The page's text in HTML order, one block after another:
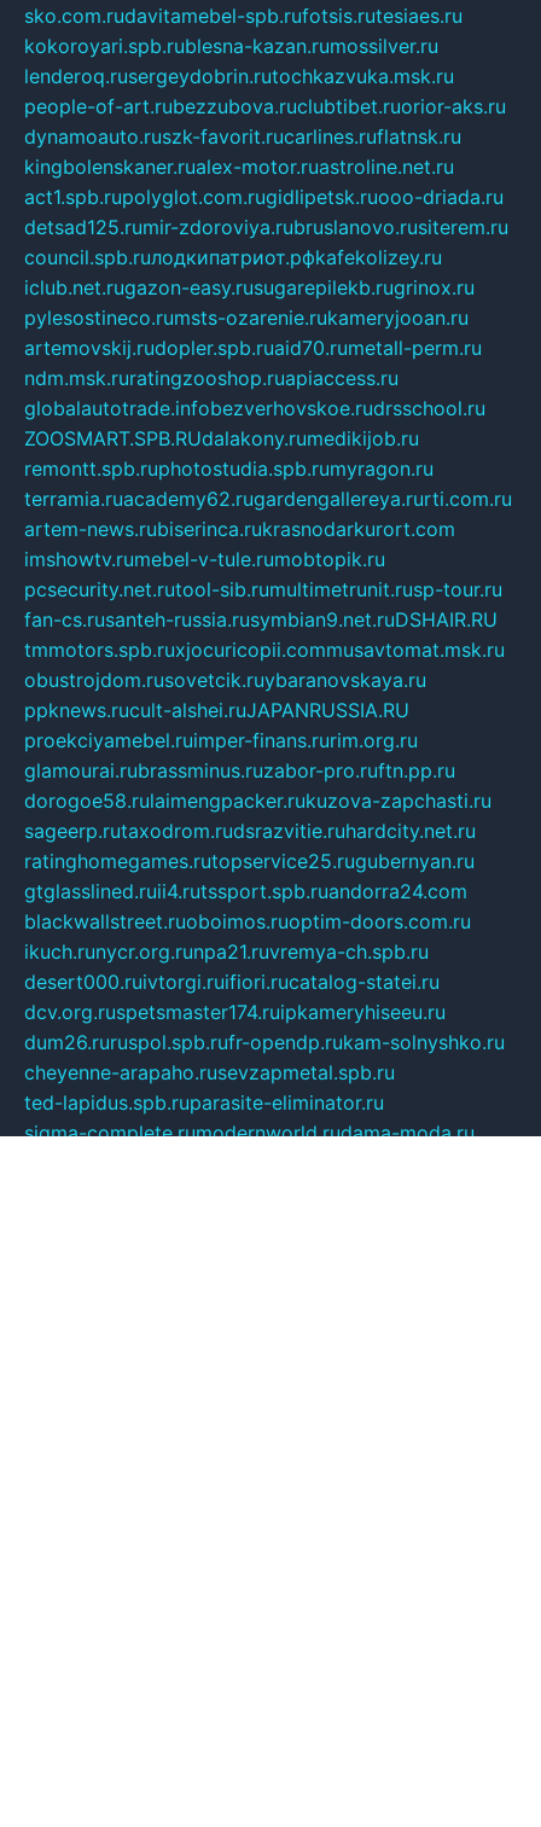
sko.com.rudavitamebel-spb.rufotsis.rutesiaes.ru
kokoroyari.spb.rublesna-kazan.rumossilver.ru
lenderoq.rusergeydobrin.rutochkazvuka.msk.ru
people-of-art.rubezzubova.ruclubtibet.ruorior-aks.ru
dynamoauto.ruszk-favorit.rucarlines.ruflatnsk.ru
kingbolenskaner.rualex-motor.ruastroline.net.ru
act1.spb.rupolyglot.com.rugidlipetsk.ruooo-driada.ru
detsad125.rumir-zdoroviya.rubruslanovo.rusiterem.ru
council.spb.ruлодкипатриот.рфkafekolizey.ru
iclub.net.rugazon-easy.rusugarepilekb.rugrinox.ru
pylesostineco.rumsts-ozarenie.rukameryjooan.ru
artemovskij.rudopler.spb.ruaid70.rumetall-perm.ru
ndm.msk.ruratingzooshop.ruapiaccess.ru
globalautotrade.infobezverhovskoe.rudrsschool.ru
ZOOSMART.SPB.RUdalakony.rumedikijob.ru
remontt.spb.ruphotostudia.spb.rumyragon.ru
terramia.ruacademy62.rugardengallereya.rurti.com.ru
artem-news.rubiserinca.rukrasnodarkurort.com
imshowtv.rumebel-v-tule.rumobtopik.ru
pcsecurity.net.rutool-sib.rumultimetrunit.rusp-tour.ru
fan-cs.rusanteh-russia.rusymbian9.net.ruDSHAIR.RU
tmmotors.spb.ruxjocuricopii.commusavtomat.msk.ru
obustrojdom.rusovetcik.ruybaranovskaya.ru
ppknews.rucult-alshei.ruJAPANRUSSIA.RU
proekciyamebel.ruimper-finans.rurim.org.ru
glamourai.rubrassminus.ruzabor-pro.ruftn.pp.ru
dorogoe58.rulaimengpacker.rukuzova-zapchasti.ru
sageerp.rutaxodrom.rudsrazvitie.ruhardcity.net.ru
ratinghomegames.rutopservice25.rugubernyan.ru
gtglasslined.ruii4.rutssport.spb.ruandorra24.com
blackwallstreet.ruoboimos.ruoptim-doors.com.ru
ikuch.runycr.org.runpa21.ruvremya-ch.spb.ru
desert000.ruivtorgi.ruifiori.rucatalog-statei.ru
dcv.org.ruspetsmaster174.ruipkameryhiseeu.ru
dum26.ruruspol.spb.rufr-opendp.rukam-solnyshko.ru
cheyenne-arapaho.rusevzapmetal.spb.ru
ted-lapidus.spb.ruparasite-eliminator.ru
sigma-complete.rumodernworld.rudama-moda.ru